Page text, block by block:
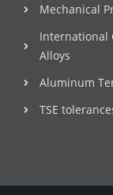
Mechanical
International
Alloys
Aluminum
TSE